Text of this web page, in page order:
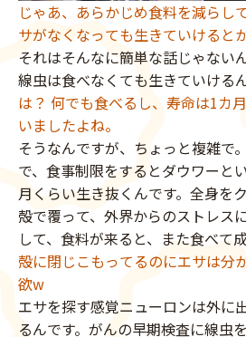
じゃあ、あらかじめ食料を減らし
サがなくなっても生きていけると
それはそんなに簡単な話じゃない
線虫は食べなくても生きていけるん
は？ 何でも食べるし、寿命は1カ
いましたよね。
そうなんですが、ちょっと複雑で
で、食事制限をするとダウワーと
月くらい生き抜くんです。全身を
殻で覆って、外界からのストレス
して、食料が来ると、また食べて
殻に閉じこもってるのにエサは分
欲w
エサを探す感覚ニューロンは外に
るんです。がんの早期検査に線虫